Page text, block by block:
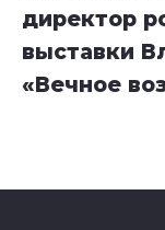
директор
выставки
«Вечное